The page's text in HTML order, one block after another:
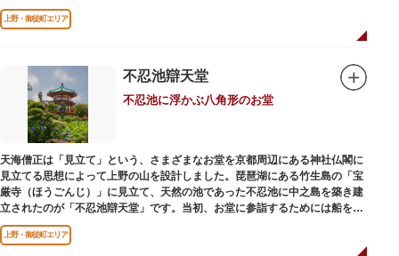
展）、公募展（上野の森美術館大賞展、日本の自然を描く展）のほか、マン
ガから書展にいたるまで定期的に多彩なジャンルの独創的な企画展を開催し
別館の1階には、小企画展などの開催もできる上野の森美術館ギャラリー、
そして、3階には上野の森アートスクールが設置され、初心者から熟練者を
対象とした油彩・アクリル、水彩、日本画のクラスや、週末に受講できる単
発講座などを開催しています。
上野・御徒町エリア
不忍池辯天堂
不忍池に浮かぶ八角形のお堂
天海僧正は「見立て」という、さまざまなお堂を京都周辺にある神社仏閣に
見立てる思想によって上野の山を設計しました。琵琶湖にある竹生島の「宝
厳寺（ほうごんじ）」に見立て、天然の池であった不忍池に中之島を築き建
立されたのが「不忍池辯天堂」です。当初、お堂に参詣するためには船を使
用していましたが、参詣者が増えたことから橋がかけられました。不忍池の
どこからでも参拝できるように、八角形の建物になったと言われ、7月から8
上野・御徒町エリア